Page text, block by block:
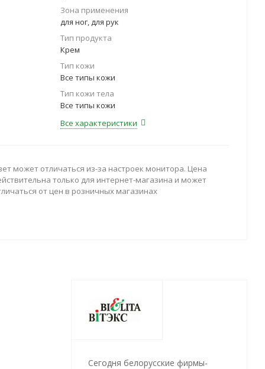
Зона применения
для ног, для рук
Тип продукта
Крем
Тип кожи
Все типы кожи
Тип кожи тела
Все типы кожи
Все характеристики
может отличаться из-за настроек монитора. Цена
только для интернет-магазина и может
от цен в розничных магазинах
Cегодня белорусские фирмы-